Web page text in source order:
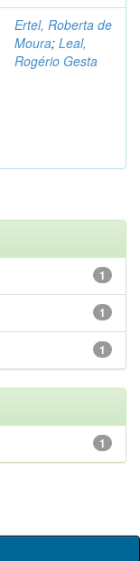
Ertel, Roberta de
Moura; Leal,
Rogério Gesta
1
1
1
1